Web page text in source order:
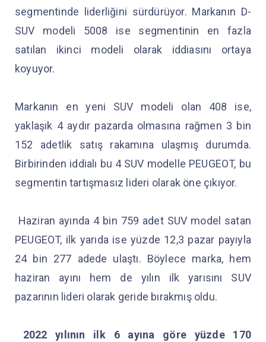
segmentinde liderliğini sürdürüyor. Markanın D-
SUV modeli 5008 ise segmentinin en fazla
satılan ikinci modeli olarak iddiasını ortaya
koyuyor.
Markanın en yeni SUV modeli olan 408 ise,
yaklaşık 4 aydır pazarda olmasına rağmen 3 bin
152 adetlik satış rakamına ulaşmış durumda.
Birbirinden iddialı bu 4 SUV modelle PEUGEOT, bu
segmentin tartışmasız lideri olarak öne çıkıyor.
Haziran ayında 4 bin 759 adet SUV model satan
PEUGEOT, ilk yarıda ise yüzde 12,3 pazar payıyla
24 bin 277 adede ulaştı. Böylece marka, hem
haziran ayını hem de yılın ilk yarısını SUV
pazarının lideri olarak geride bırakmış oldu.
2022 yılının ilk 6 ayına göre yüzde 170